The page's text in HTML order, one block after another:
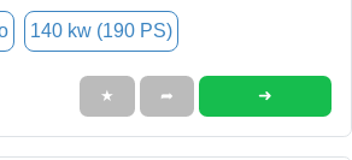
140 kw (190 PS)
★ ➦ ➜